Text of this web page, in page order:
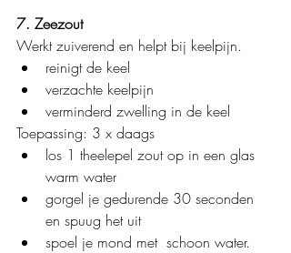
7. Zeezout
Werkt zuiverend en helpt bij keelpijn.
reinigt de keel
verzachte keelpijn
verminderd zwelling in de keel
Toepassing: 3 x daags
los 1 theelepel zout op in een glas
warm water
gorgel je gedurende 30 seconden
en spuug het uit
spoel je mond met  schoon water.